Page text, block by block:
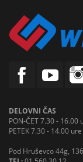
DELOVNI ČAS
PON-ČET 7.30 - 16.00
PETEK 7.30 - 14.00 ure
Pod Hruševco 44g,